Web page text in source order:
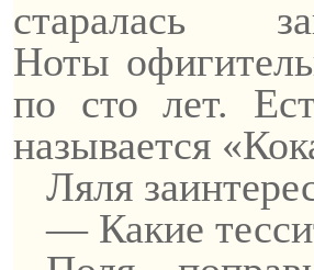
старалась
Ноты
по сто лет.
называется «
Ляля
— Какие